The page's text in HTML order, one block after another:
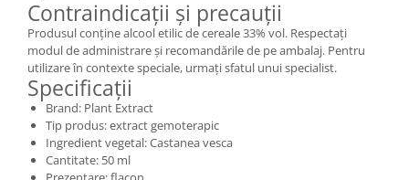
Contraindicații și precauții
Produsul conține alcool etilic de cereale 33% vol. Respectați
modul de administrare și recomandările de pe ambalaj. Pentru
utilizare în contexte speciale, urmați sfatul unui specialist.
Specificații
Brand: Plant Extract
Tip produs: extract gemoterapic
Ingredient vegetal: Castanea vesca
Cantitate: 50 ml